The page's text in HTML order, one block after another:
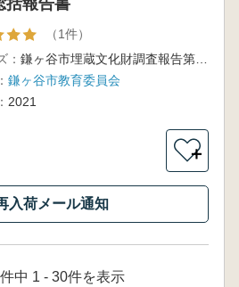
括報告書
（1件）
：
鎌ヶ谷市埋蔵文化財調査報告第38集
鎌ヶ谷市教育委員会
2021
＋
入荷メール通知
中 1 - 30件を表示